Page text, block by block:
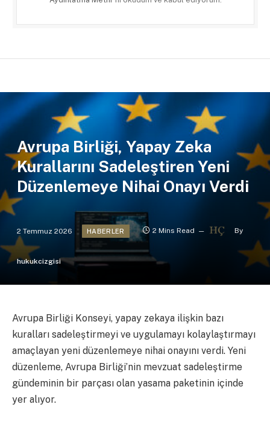
Avrupa Birliği, Yapay Zeka
Kurallarını Sadeleştiren Yeni
Düzenlemeye Nihai Onayı Verdi
2 Temmuz 2026 HABERLER 2 Mins Read By
hukukcizgisi
Avrupa Birliği Konseyi, yapay zekaya ilişkin bazı
kuralları sadeleştirmeyi ve uygulamayı kolaylaştırmayı
amaçlayan yeni düzenlemeye nihai onayını verdi. Yeni
düzenleme, Avrupa Birliği’nin mevzuat sadeleştirme
gündeminin bir parçası olan yasama paketinin içinde
yer alıyor.